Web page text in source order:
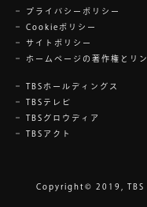
プライバシーポリシー
Cookieポリシー
サイトポリシー
ホームページの著作権とリ
TBSホールディングス
TBSテレビ
TBSグロウディア
TBSアクト
Copyright© 2019, TBS